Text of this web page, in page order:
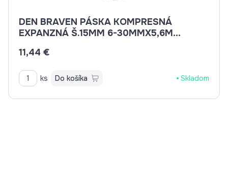
DEN BRAVEN PÁSKA KOMPRESNÁ
EXPANZNÁ Š.15MM 6-30MMX5,6M
11,44 €
ks Do košíka Skladom